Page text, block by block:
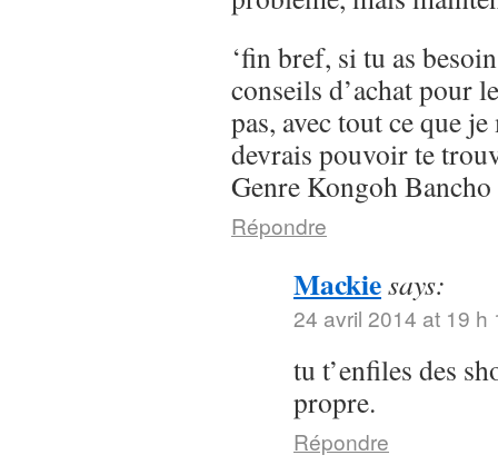
‘fin bref, si tu as
conseils d’achat pour
pas, avec tout ce que
devrais pouvoir te
Genre Kongoh Bancho
Répondre
Mackiesays:
24 avril 2014 at 19 h
tu t’enfiles des
propre.
Répondre